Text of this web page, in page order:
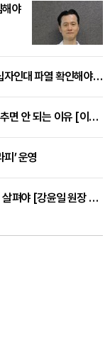
해야
무릎 통증 가라앉았는데 자꾸 '휘청'...전·후방십자인대 파열 확인해야 [곽우경 원장 칼럼]
팔 들기 어려운 오십견, 통증 줄었다고 운동 멈추면 안 되는 이유 [이병욱 원장 칼럼]
’ 운영
손발 다한증 보톡스, 시술 전 원인과 적용 범위 살펴야 [강윤일 원장 칼럼]